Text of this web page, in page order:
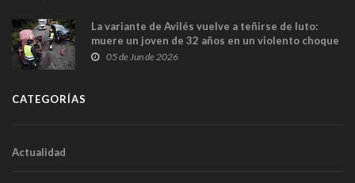
La variante de Avilés vuelve a teñirse de luto:
muere un joven de 32 años en un violento choque
frontal
05 de Jun de 2026
CATEGORÍAS
Actualidad